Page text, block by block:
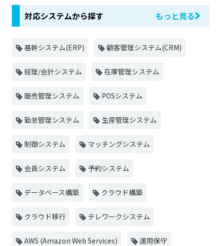
対応システムから探す もっと見る
基幹システム(ERP) 顧客管理システム(CRM)
経理/会計システム 在庫管理システム
販売管理システム POSシステム
勤怠管理システム 生産管理システム
制御システム マッチングシステム
会員システム 予約システム
データベース構築 クラウド構築
クラウド移行 テレワークシステム
AWS (Amazon Web Services) 運用保守